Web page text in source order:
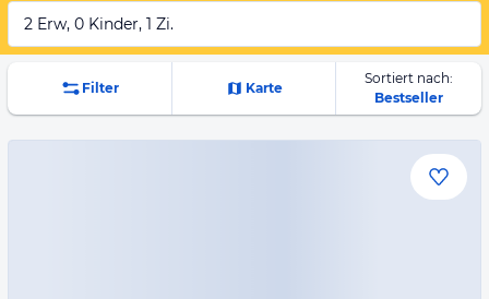
2 Erw, 0 Kinder, 1 Zi.
Filter Karte
Sortiert nach:
Bestseller